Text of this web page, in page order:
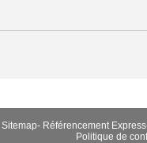
Sitemap- Référencement Express
Politique de